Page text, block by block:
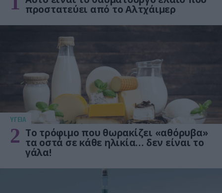
προστατεύει από το Αλτχάιμερ
ΥΓΕΙΑ
2 Το τρόφιμο που θωρακίζει «αθόρυβα»
τα οστά σε κάθε ηλικία… δεν είναι το
γάλα!